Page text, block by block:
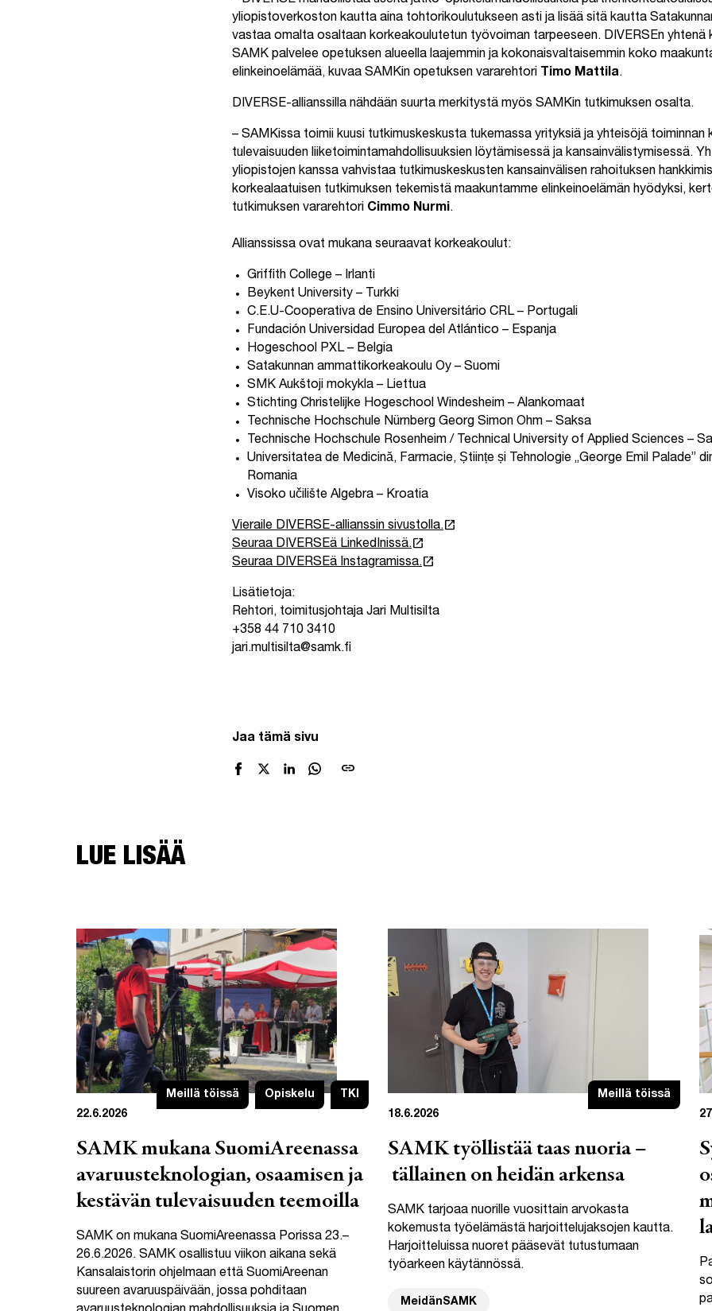
yliopistoverkoston kautta aina tohtorikoulutukseen asti ja lisää sitä kautta
vastaa omalta osaltaan korkeakoulutetun työvoiman tarpeeseen. DIVERSEn yhtenä
SAMK palvelee opetuksen alueella laajemmin ja kokonaisvaltaisemmin koko
elinkeinoelämää, kuvaa SAMKin opetuksen vararehtori Timo Mattila.
DIVERSE-allianssilla nähdään suurta merkitystä myös SAMKin tutkimuksen osalta.
– SAMKissa toimii kuusi tutkimuskeskusta tukemassa yrityksiä ja yhteisöjä toiminnan
tulevaisuuden liiketoimintamahdollisuuksien löytämisessä ja kansainvälistymisessä.
yliopistojen kanssa vahvistaa tutkimuskeskusten kansainvälisen rahoituksen
korkealaatuisen tutkimuksen tekemistä maakuntamme elinkeinoelämän hyödyksi,
tutkimuksen vararehtori Cimmo Nurmi.
Allianssissa ovat mukana seuraavat korkeakoulut:
Griffith College – Irlanti
Beykent University – Turkki
C.E.U-Cooperativa de Ensino Universitário CRL – Portugali
Fundación Universidad Europea del Atlántico – Espanja
Hogeschool PXL – Belgia
Satakunnan ammattikorkeakoulu Oy – Suomi
SMK Aukštoji mokykla – Liettua
Stichting Christelijke Hogeschool Windesheim – Alankomaat
Technische Hochschule Nürnberg Georg Simon Ohm – Saksa
Technische Hochschule Rosenheim / Technical University of Applied Sciences –
Universitatea de Medicină, Farmacie, Științe și Tehnologie „George Emil Palade”
Romania
Visoko učilište Algebra – Kroatia
Vieraile DIVERSE-allianssin sivustolla.launch
Seuraa DIVERSEä LinkedInissä.launch
Seuraa DIVERSEä Instagramissa.launch
Lisätietoja:
Rehtori, toimitusjohtaja Jari Multisilta
+358 44 710 3410
jari.multisilta@samk.fi
Jaa tämä sivu
link
LUE LISÄÄ
Meillä töissä Opiskelu
TKI
22.6.2026
SAMK mukana SuomiAreenassa
avaruusteknologian, osaamisen ja
kestävän tulevaisuuden teemoilla
SAMK on mukana SuomiAreenassa Porissa 23.–
26.6.2026. SAMK osallistuu viikon aikana sekä
Kansalaistorin ohjelmaan että SuomiAreenan
suureen avaruuspäivään, jossa pohditaan
Meillä töissä
18.6.2026
SAMK työllistää taas nuoria –
tällainen on heidän arkensa
SAMK tarjoaa nuorille vuosittain arvokasta
kokemusta työelämästä harjoittelujaksojen kautta.
Harjoitteluissa nuoret pääsevät tutustumaan
työarkeen käytännössä.
MeidänSAMK